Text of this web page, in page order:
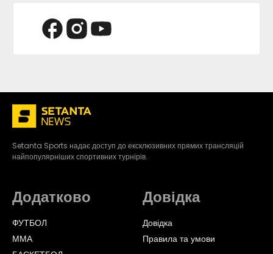
Setanta Sports надає доступ до ексклюзивних прямих трансляцій
найпопулярніших спортивних турнірів.
Додатково
ФУТБОЛ
ММА
Довідка
Довідка
Правила та умови